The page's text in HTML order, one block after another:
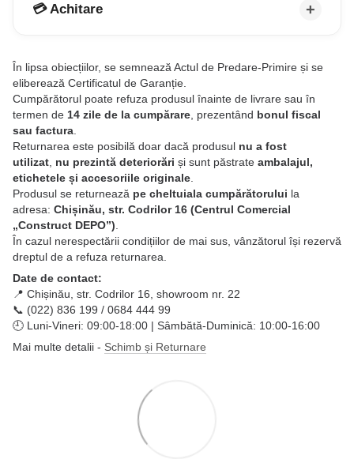
💳 Achitare
În lipsa obiecțiilor, se semnează Actul de Predare-Primire și se
eliberează Certificatul de Garanție.
Cumpărătorul poate refuza produsul înainte de livrare sau în
termen de 14 zile de la cumpărare , prezentând bonul fiscal
sau factura
Returnarea este posibilă doar dacă produsul nu a fost
utilizat nu prezintă deteriorări și sunt păstrate ambalajul,
etichetele și accesoriile originale
Produsul se returnează pe cheltuiala cumpărătorului la
adresa: Chișinău, str. Codrilor 16 (Centrul Comercial
„Construct DEPO”)
În cazul nerespectării condițiilor de mai sus, vânzătorul își rezervă
dreptul de a refuza returnarea.
Date de contact:
📍 Chișinău, str. Codrilor 16, showroom nr. 22
📞 (022) 836 199 / 0684 444 99
🕘 Luni-Vineri: 09:00-18:00 | Sâmbătă-Duminică: 10:00-16:00
Mai multe detalii - Schimb și Returnare